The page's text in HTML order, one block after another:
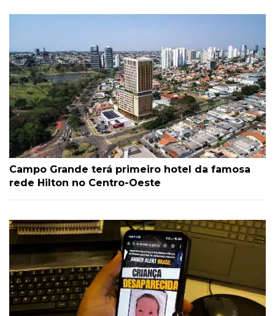
Campo Grande terá primeiro hotel da famosa
rede Hilton no Centro-Oeste